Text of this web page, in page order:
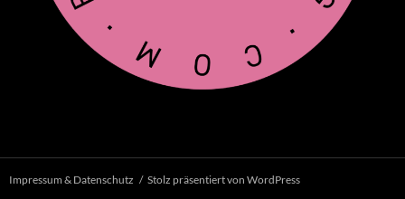
Impressum & Datenschutz Stolz präsentiert von WordPress